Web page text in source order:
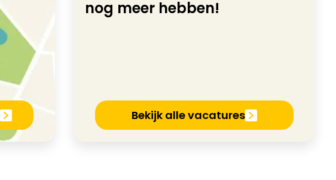
nog meer hebben!
Bekijk alle vacatures